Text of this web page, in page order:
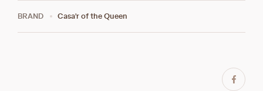
BRAND Casa'r of the Queen